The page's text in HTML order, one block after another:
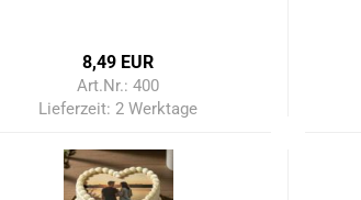
8,49 EUR
Art.Nr.: 400
Lieferzeit:2 Werktage